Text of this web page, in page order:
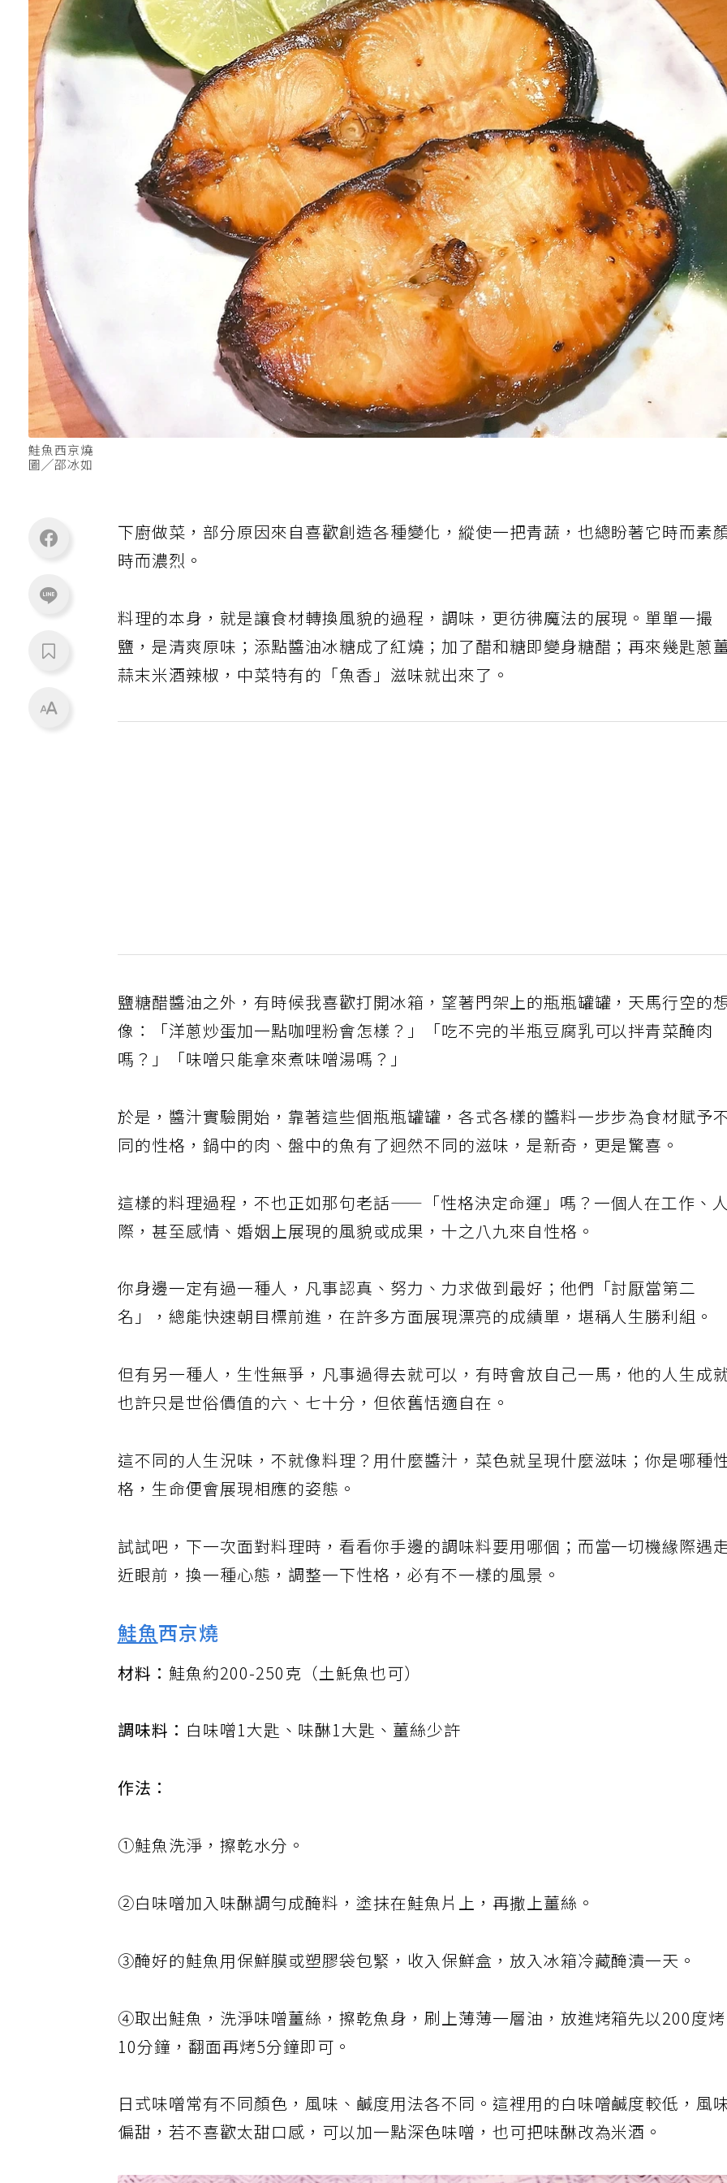
鮭魚西京燒
圖╱邵冰如
下廚做菜，部分原因來自喜歡創造各種變化，縱使一把青蔬，也總盼著它時而素
時而濃烈。
料理的本身，就是讓食材轉換風貌的過程，調味，更彷彿魔法的展現。單單一撮
鹽，是清爽原味；添點醬油冰糖成了紅燒；加了醋和糖即變身糖醋；再來幾匙蔥
蒜末米酒辣椒，中菜特有的「魚香」滋味就出來了。
鹽糖醋醬油之外，有時候我喜歡打開冰箱，望著門架上的瓶瓶罐罐，天馬行空的
像：「洋蔥炒蛋加一點咖哩粉會怎樣？」「吃不完的半瓶豆腐乳可以拌青菜醃肉
嗎？」「味噌只能拿來煮味噌湯嗎？」
於是，醬汁實驗開始，靠著這些個瓶瓶罐罐，各式各樣的醬料一步步為食材賦予
同的性格，鍋中的肉、盤中的魚有了迥然不同的滋味，是新奇，更是驚喜。
這樣的料理過程，不也正如那句老話——「性格決定命運」嗎？一個人在工作、
際，甚至感情、婚姻上展現的風貌或成果，十之八九來自性格。
你身邊一定有過一種人，凡事認真、努力、力求做到最好；他們「討厭當第二
名」，總能快速朝目標前進，在許多方面展現漂亮的成績單，堪稱人生勝利組。
但有另一種人，生性無爭，凡事過得去就可以，有時會放自己一馬，他的人生成
也許只是世俗價值的六、七十分，但依舊恬適自在。
這不同的人生況味，不就像料理？用什麼醬汁，菜色就呈現什麼滋味；你是哪種
格，生命便會展現相應的姿態。
試試吧，下一次面對料理時，看看你手邊的調味料要用哪個；而當一切機緣際遇
近眼前，換一種心態，調整一下性格，必有不一樣的風景。
鮭魚西京燒
材料： 鮭魚約200-250克（土魠魚也可）
調味料： 白味噌1大匙、味醂1大匙、薑絲少許
作法：
①鮭魚洗淨，擦乾水分。
②白味噌加入味醂調勻成醃料，塗抹在鮭魚片上，再撒上薑絲。
③醃好的鮭魚用保鮮膜或塑膠袋包緊，收入保鮮盒，放入冰箱冷藏醃漬一天。
④取出鮭魚，洗淨味噌薑絲，擦乾魚身，刷上薄薄一層油，放進烤箱先以200度
10分鐘，翻面再烤5分鐘即可。
日式味噌常有不同顏色，風味、鹹度用法各不同。這裡用的白味噌鹹度較低，風
偏甜，若不喜歡太甜口感，可以加一點深色味噌，也可把味醂改為米酒。